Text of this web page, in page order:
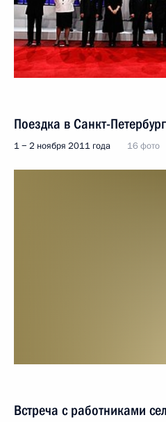
Поездка в Санкт-Петербург
1 − 2 ноября 2011 года 16 фото
Встреча с работниками